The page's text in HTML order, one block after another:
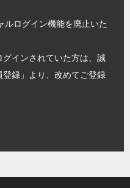
ログイン機能を廃止いた
インされていた方は、誠
録」より、改めてご登録